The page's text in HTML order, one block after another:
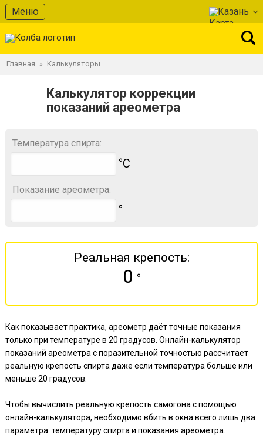
Меню Казань
Главная » Калькуляторы
Калькулятор коррекции
показаний ареометра
Температура спирта:
°С
Показание ареометра:
°
Реальная крепость:
0 °
Как показывает практика, ареометр даёт точные показания
только при температуре в 20 градусов. Онлайн-калькулятор
показаний ареометра с поразительной точностью рассчитает
реальную крепость спирта даже если температура больше или
меньше 20 градусов.
Чтобы вычислить реальную крепость самогона с помощью
онлайн-калькулятора, необходимо вбить в окна всего лишь два
параметра: температуру спирта и показания ареометра.